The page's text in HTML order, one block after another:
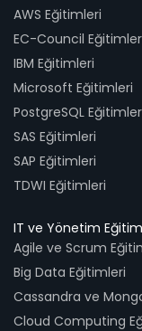
AWS Eğitimleri
EC-Council
IBM Eğitimleri
Microsoft Eğitimleri
PostgreSQL
SAS Eğitimleri
SAP Eğitimleri
TDWI Eğitimleri
IT ve Yönetim
Agile ve Scrum
Big Data Eğitimleri
Cassandra ve
Cloud Computing